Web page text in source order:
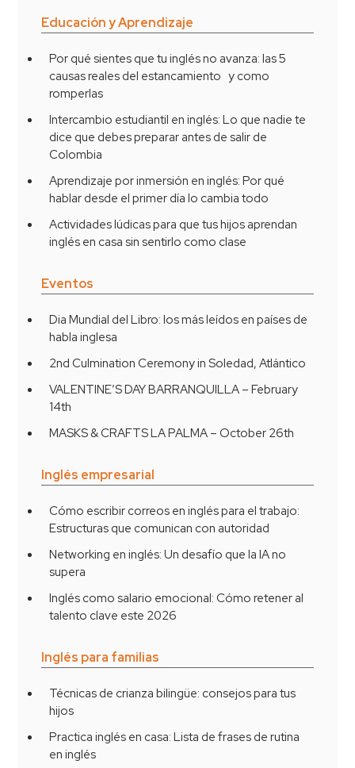
Educación y Aprendizaje
Por qué sientes que tu inglés no avanza: las 5
causas reales del estancamiento y como
romperlas
Intercambio estudiantil en inglés: Lo que nadie te
dice que debes preparar antes de salir de
Colombia
Aprendizaje por inmersión en inglés: Por qué
hablar desde el primer día lo cambia todo
Actividades lúdicas para que tus hijos aprendan
inglés en casa sin sentirlo como clase
Eventos
Dia Mundial del Libro: los más leídos en países de
habla inglesa
2nd Culmination Ceremony in Soledad, Atlántico
VALENTINE’S DAY BARRANQUILLA – February
14th
MASKS & CRAFTS LA PALMA – October 26th
Inglés empresarial
Cómo escribir correos en inglés para el trabajo:
Estructuras que comunican con autoridad
Networking en inglés: Un desafío que la IA no
supera
Inglés como salario emocional: Cómo retener al
talento clave este 2026
Inglés para familias
Técnicas de crianza bilingüe: consejos para tus
hijos
Practica inglés en casa: Lista de frases de rutina
en inglés